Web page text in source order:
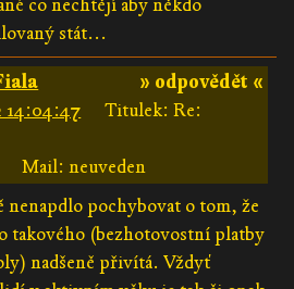
co nechtějí aby někdo
stát...
» odpovědět «
14:04:47
Titulek: Re:
Mail: neuveden
nenapdlo pochybovat o tom, že
takového (bezhotovostní platby
nadšeně přivítá. Vždyť